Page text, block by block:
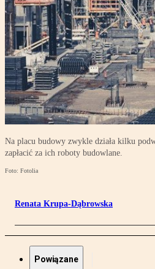
Na placu budowy zwykle działa kilku
zapłacić za ich roboty budowlane.
Foto: Fotolia
Renata Krupa-Dąbrowska
Powiązane